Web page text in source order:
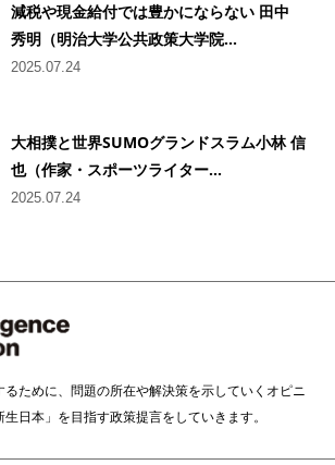
減税や現金給付では豊かにならない 田中
秀明（明治大学公共政策大学院...
2025.07.24
大相撲と世界SUMOグランドスラム小林 信
也（作家・スポーツライター...
2025.07.24
ために、問題の所在や解決策を示していくオピニ
日本」を目指す政策提言をしていきます。